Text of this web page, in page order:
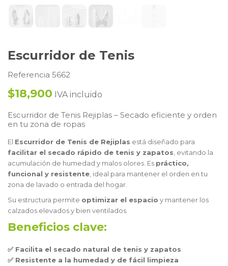
Escurridor de Tenis
Referencia 5662
$18,900 IVA incluido
Escurridor de Tenis Rejiplas – Secado eficiente y orden
en tu zona de ropas
El Escurridor de Tenis de Rejiplas está diseñado para
facilitar el secado rápido de tenis y zapatos, evitando la
acumulación de humedad y malos olores. Es práctico,
funcional y resistente, ideal para mantener el orden en tu
zona de lavado o entrada del hogar.
Su estructura permite optimizar el espacio y mantener los
calzados elevados y bien ventilados.
Beneficios clave:
✅ Facilita el secado natural de tenis y zapatos
✅ Resistente a la humedad y de fácil limpieza